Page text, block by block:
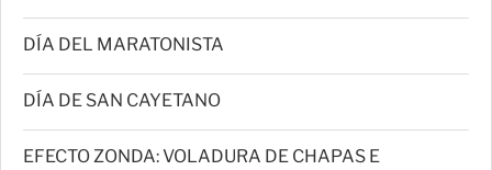
DÍA DEL MARATONISTA
DÍA DE SAN CAYETANO
EFECTO ZONDA: VOLADURA DE CHAPAS E